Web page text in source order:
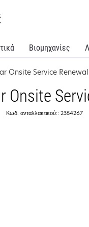
Βιομηχανίες
Onsite Service
Onsite
Κωδ. ανταλλακτικού:: 2354267